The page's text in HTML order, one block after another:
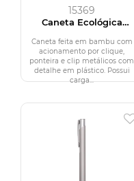
15369
Caneta Ecológica
Caneta feita em bambu com
acionamento por clique,
ponteira e clip metálicos com
detalhe em plástico. Possui
carga...